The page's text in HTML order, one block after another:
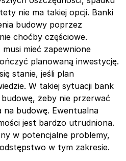
nie ma takiej opcji. Banki
budowy poprzez
choćby częściowe.
mieć zapewnione
planowaną inwestycję.
stanie, jeśli plan
W takiej sytuacji bank
budowę, żeby nie przerwać
na budowę. Ewentualna
jest bardzo utrudniona.
w potencjalne problemy,
w tym zakresie.